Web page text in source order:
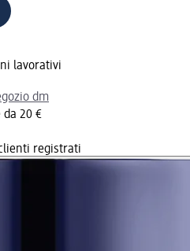
lavorativi
dm
20 €
registrati